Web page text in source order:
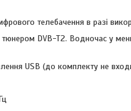
телебачення в разі
DVB-T2. Водночас у
USB (до комплекту не